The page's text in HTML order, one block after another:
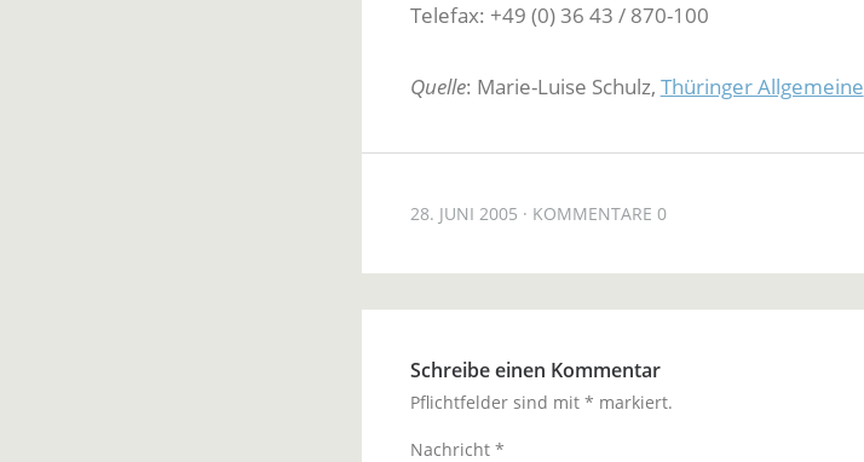
Telefax: +49 (0) 36 43 / 870-100
Quelle: Marie-Luise Schulz, Thüringer Allgemeine
28. JUNI 2005 KOMMENTARE 0
Schreibe einen Kommentar
Pflichtfelder sind mit * markiert.
Nachricht *